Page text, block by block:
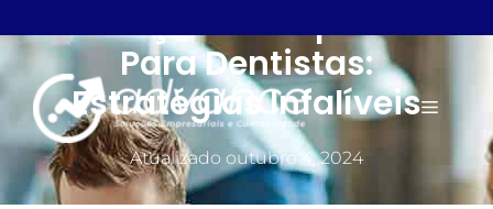
Redução De Impostos
Para Dentistas:
Estratégias Infalíveis
Atualizado outubro 4, 2024